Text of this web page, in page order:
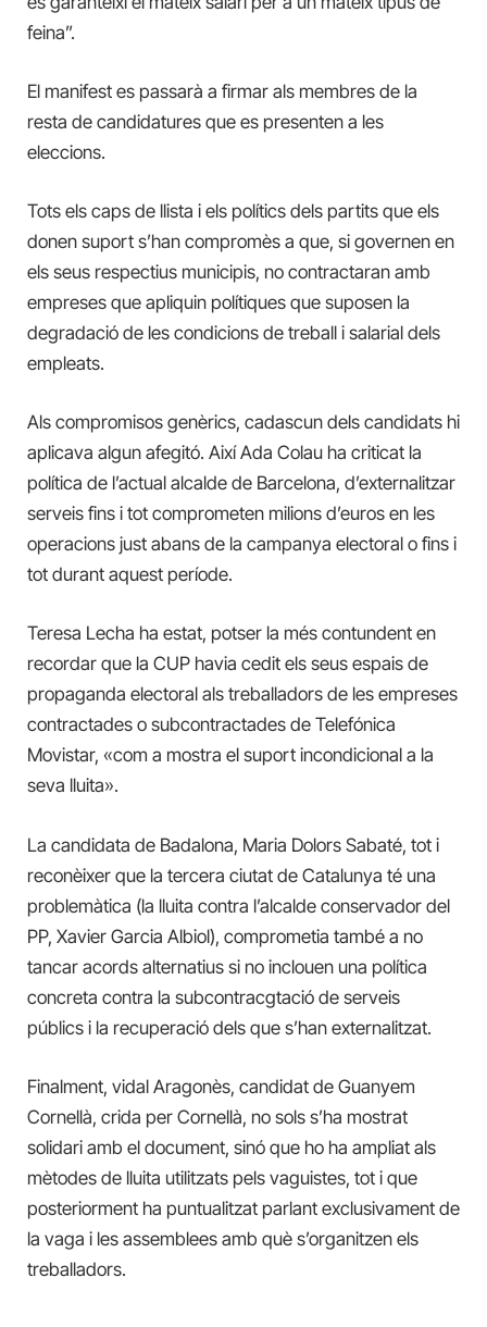
feina”.
El manifest es passarà a firmar als membres de la
resta de candidatures que es presenten a les
eleccions.
Tots els caps de llista i els polítics dels partits que els
donen suport s’han compromès a que, si governen en
els seus respectius municipis, no contractaran amb
empreses que apliquin polítiques que suposen la
degradació de les condicions de treball i salarial dels
empleats.
Als compromisos genèrics, cadascun dels candidats hi
aplicava algun afegitó. Així Ada Colau ha criticat la
política de l’actual alcalde de Barcelona, d’externalitzar
serveis fins i tot comprometen milions d’euros en les
operacions just abans de la campanya electoral o fins i
tot durant aquest període.
Teresa Lecha ha estat, potser la més contundent en
recordar que la CUP havia cedit els seus espais de
propaganda electoral als treballadors de les empreses
contractades o subcontractades de Telefónica
Movistar, «com a mostra el suport incondicional a la
seva lluita».
La candidata de Badalona, Maria Dolors Sabaté, tot i
reconèixer que la tercera ciutat de Catalunya té una
problemàtica (la lluita contra l’alcalde conservador del
PP, Xavier Garcia Albiol), comprometia també a no
tancar acords alternatius si no inclouen una política
concreta contra la subcontracgtació de serveis
públics i la recuperació dels que s’han externalitzat.
Finalment, vidal Aragonès, candidat de Guanyem
Cornellà, crida per Cornellà, no sols s’ha mostrat
solidari amb el document, sinó que ho ha ampliat als
mètodes de lluita utilitzats pels vaguistes, tot i que
posteriorment ha puntualitzat parlant exclusivament de
la vaga i les assemblees amb què s’organitzen els
treballadors.